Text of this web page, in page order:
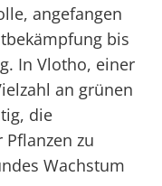
angefangen
bis
In Vlotho, einer
an grünen
die
zu
Wachstum